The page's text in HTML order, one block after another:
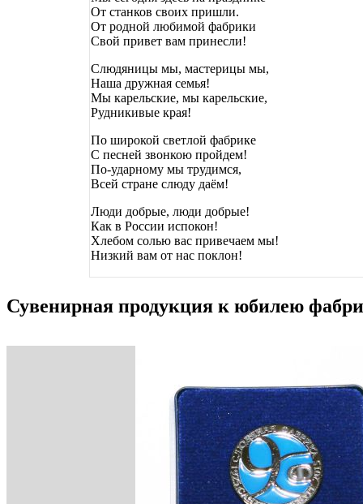
От станков своих пришли.
От родной любимой фабрики
Свой привет вам принесли!
Слюдяницы мы, мастерицы мы,
Наша дружная семья!
Мы карельские, мы карельские,
Рудникивые края!
По широкой светлой фабрике
С песней звонкою пройдем!
По-ударному мы трудимся,
Всей стране слюду даём!
Люди добрые, люди добрые!
Как в России испокон!
Хлебом солью вас привечаем мы!
Низкий вам от нас поклон!
Сувенирная продукция к юбилею